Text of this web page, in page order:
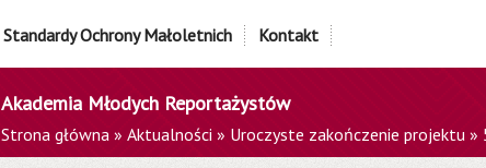
Standardy Ochrony Małoletnich Kontakt
Akademia Młodych Reportażystów
Strona główna » Aktualności » Uroczyste zakończenie projektu »